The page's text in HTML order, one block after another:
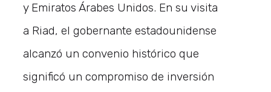
y Emiratos Árabes Unidos. En su visita
a Riad, el gobernante estadounidense
alcanzó un convenio histórico que
significó un compromiso de inversión